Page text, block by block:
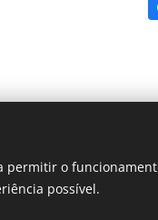
permitir o
possível.